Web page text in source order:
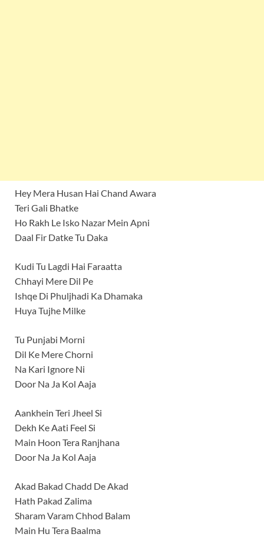
Hey Mera Husan Hai Chand Awara
Teri Gali Bhatke
Ho Rakh Le Isko Nazar Mein Apni
Daal Fir Datke Tu Daka
Kudi Tu Lagdi Hai Faraatta
Chhayi Mere Dil Pe
Ishqe Di Phuljhadi Ka Dhamaka
Huya Tujhe Milke
Tu Punjabi Morni
Dil Ke Mere Chorni
Na Kari Ignore Ni
Door Na Ja Kol Aaja
Aankhein Teri Jheel Si
Dekh Ke Aati Feel Si
Main Hoon Tera Ranjhana
Door Na Ja Kol Aaja
Akad Bakad Chadd De Akad
Hath Pakad Zalima
Sharam Varam Chhod Balam
Main Hu Tera Baalma